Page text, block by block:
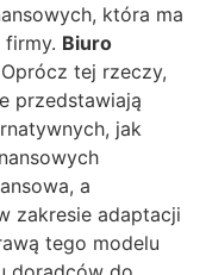
która ma
firmy. Biuro
Oprócz tej rzeczy,
przedstawiają
jak
a
zakresie adaptacji
tego modelu